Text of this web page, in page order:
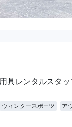
用具レンタルスタ
ウィンタースポーツ ア